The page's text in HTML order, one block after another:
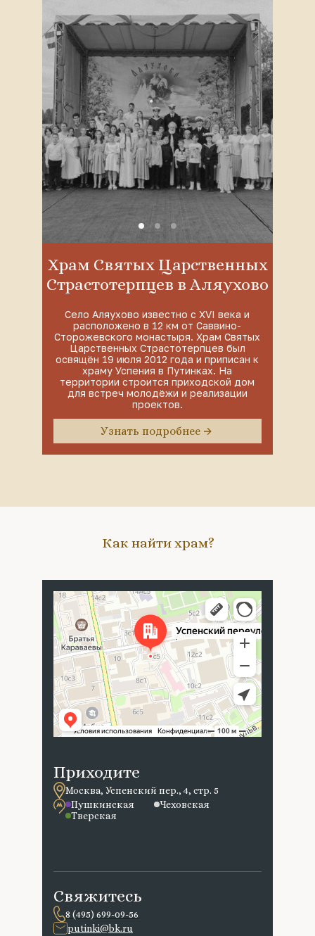
Храм Святых Царственных
Страстотерпцев в Аляухово
Село Аляухово известно с XVI века и
расположено в 12 км от Саввино-
Сторожевского монастыря. Храм Святых
Царственных Страстотерпцев был
освящён 19 июля 2012 года и приписан к
храму Успения в Путинках. На
территории строится приходской дом
для встреч молодёжи и реализации
проектов.
Узнать подробнее
Свяжитесь
8 (495) 699-09-56
putinki@bk.ru
Приходите
Москва, Успенский пер., 4, стр. 5
Пушкинская
Чеховская
Тверская
Как найти храм?
Москва
Успенский переулок, 4с5 — Яндекс Карты